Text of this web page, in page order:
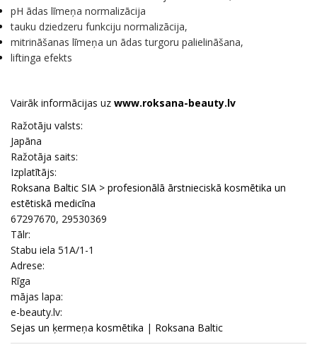
pH ādas līmeņa normalizācija
tauku dziedzeru funkciju normalizācija,
mitrināšanas līmeņa un ādas turgoru palielināšana,
liftinga efekts
Vairāk informācijas uz www.roksana-beauty.lv
Ražotāju valsts:
Japāna
Ražotāja saits:
Izplatītājs:
Roksana Baltic SIA > profesionālā ārstnieciskā kosmētika un
estētiskā medicīna
67297670, 29530369
Tālr:
Stabu iela 51A/1-1
Adrese:
Rīga
mājas lapa:
e-beauty.lv:
Sejas un ķermeņa kosmētika | Roksana Baltic